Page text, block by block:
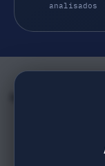
analisados
SaaS de SEO com